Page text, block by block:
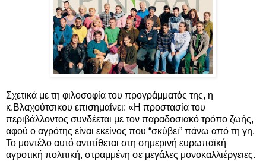
Σχετικά με τη φιλοσοφία του προγράμματός της, η
κ.Βλαχούτσικου επισημαίνει: «Η προστασία του
περιβάλλοντος συνδέεται με τον παραδοσιακό τρόπο ζωής,
αφού ο αγρότης είναι εκείνος που “σκύβει” πάνω από τη γη.
Το μοντέλο αυτό αντιτίθεται στη σημερινή ευρωπαϊκή
αγροτική πολιτική, στραμμένη σε μεγάλες μονοκαλλιέργειες.